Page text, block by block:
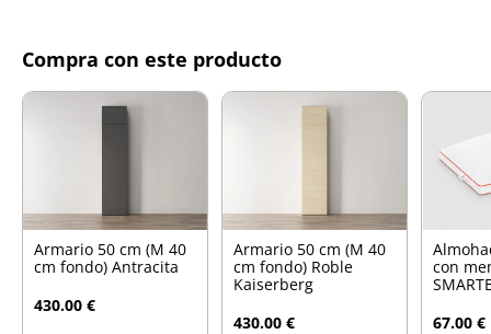
Compra con este producto
Armario 50 cm (M 40
cm fondo) Antracita
430.00 €
Armario 50 cm (M 40
cm fondo) Roble
Kaiserberg
430.00 €
con
67.00 €